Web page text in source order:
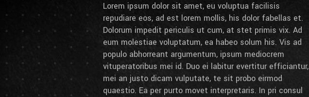
Lorem ipsum dolor sit amet, eu voluptua facilisis
repudiare eos, ad est lorem mollis, his dolor fabellas et.
Dolorum impedit periculis ut cum, at stet primis vix. Ad
eum molestiae voluptatum, ea habeo solum his. Vis ad
populo abhorreant argumentum, ipsum mediocrem
vituperatoribus mei id. Duo ei labitur evertitur efficiantur,
mei an justo dicam vulputate, te sit probo eirmod
quaestio. Ea per purto movet interpretaris. In pri consul